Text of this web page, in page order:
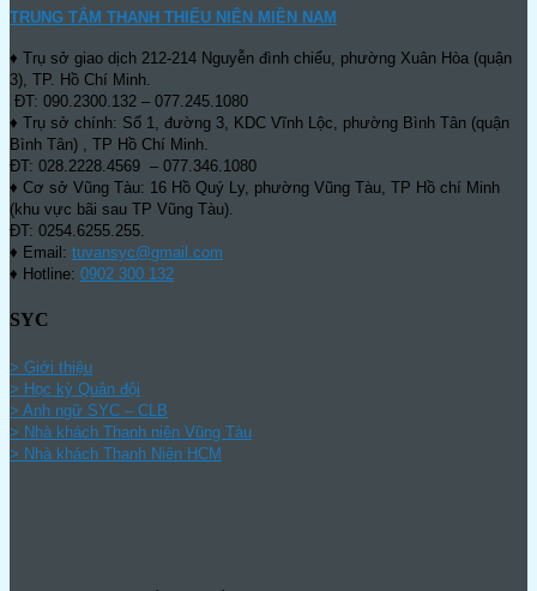
TRUNG TÂM THANH THIẾU NIÊN MIỀN NAM
♦ Trụ sở giao dịch 212-214 Nguyễn đình chiểu, phường Xuân Hòa (quận
3), TP. Hồ Chí Minh.
ĐT: 090.2300.132 – 077.245.1080
♦ Trụ sở chính: Số 1, đường 3, KDC Vĩnh Lộc, phường Bình Tân (quận
Bình Tân) , TP Hồ Chí Minh.
ĐT: 028.2228.4569 – 077.346.1080
♦ Cơ sở Vũng Tàu: 16 Hồ Quý Ly, phường Vũng Tàu, TP Hồ chí Minh
(khu vực bãi sau TP Vũng Tàu).
ĐT: 0254.6255.255.
♦ Email: tuvansyc@gmail.com
♦ Hotline: 0902 300 132
SYC
> Giới thiệu
> Học kỳ Quân đội
> Anh ngữ SYC – CLB
> Nhà khách Thanh niên Vũng Tàu
> Nhà khách Thanh Niên HCM